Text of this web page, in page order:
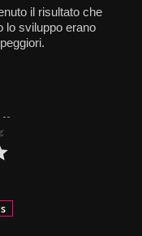
il risultato che
lo sviluppo erano